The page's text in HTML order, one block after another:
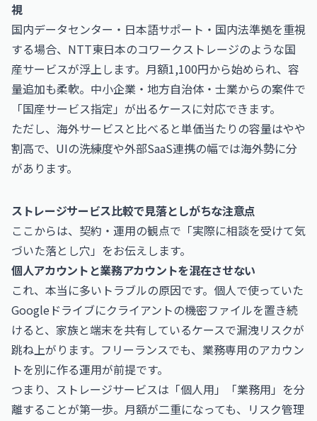
視
国内データセンター・日本語サポート・国内法準拠を重視
する場合、NTT東日本のコワークストレージのような国
産サービスが浮上します。月額1,100円から始められ、容
量追加も柔軟。中小企業・地方自治体・士業からの案件で
「国産サービス指定」が出るケースに対応できます。
ただし、海外サービスと比べると単価当たりの容量はやや
割高で、UIの洗練度や外部SaaS連携の幅では海外勢に分
があります。
ストレージサービス比較で見落としがちな注意点
ここからは、契約・運用の観点で「実際に相談を受けて気
づいた落とし穴」をお伝えします。
個人アカウントと業務アカウントを混在させない
これ、本当に多いトラブルの原因です。個人で使っていた
Googleドライブにクライアントの機密ファイルを置き続
けると、家族と端末を共有しているケースで漏洩リスクが
跳ね上がります。フリーランスでも、業務専用のアカウン
トを別に作る運用が前提です。
つまり、ストレージサービスは「個人用」「業務用」を分
離することが第一歩。月額が二重になっても、リスク管理